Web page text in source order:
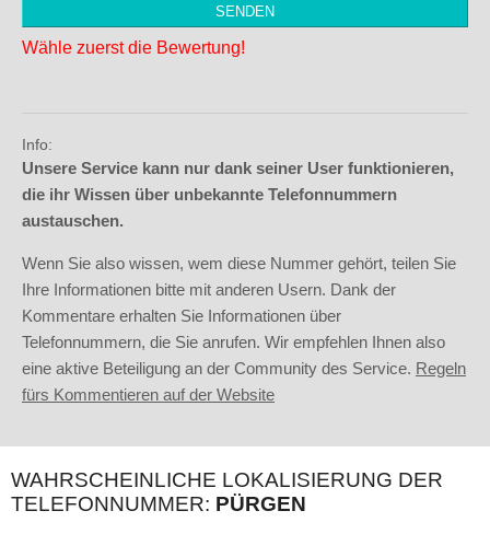
Wähle zuerst die Bewertung!
Info:
Unsere Service kann nur dank seiner User funktionieren,
die ihr Wissen über unbekannte Telefonnummern
austauschen.
Wenn Sie also wissen, wem diese Nummer gehört, teilen Sie
Ihre Informationen bitte mit anderen Usern. Dank der
Kommentare erhalten Sie Informationen über
Telefonnummern, die Sie anrufen. Wir empfehlen Ihnen also
eine aktive Beteiligung an der Community des Service. Regeln
fürs Kommentieren auf der Website
WAHRSCHEINLICHE LOKALISIERUNG DER
TELEFONNUMMER: PÜRGEN